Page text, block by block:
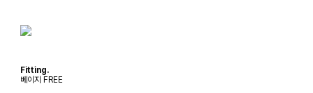
Fitting.
베이지 FREE